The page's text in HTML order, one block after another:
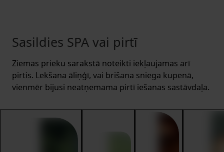
Sasildies SPA vai pirtī
Ziemas prieku sarakstā noteikti iekļaujamas arī
pirtis. Lekšana āliņģī, vai brišana sniega kupenā,
vienmēr bijusi neatņemama pirtī iešanas sastāvdaļa.